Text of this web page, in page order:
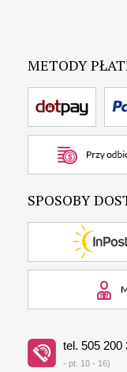
METODY
SPOSOBY
tel. 505 200
- pt. 10 - 16)